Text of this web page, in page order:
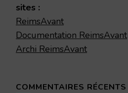
sites :
ReimsAvant
Documentation ReimsAvant
Archi ReimsAvant
COMMENTAIRES RÉCENTS